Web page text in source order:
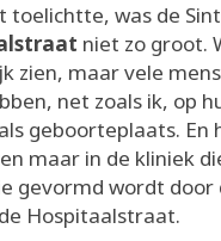
was de
niet zo groot.
zien, maar vele
net zoals ik, op
geboorteplaats.
maar in de kliniek
gevormd wordt door
Hospitaalstraat.